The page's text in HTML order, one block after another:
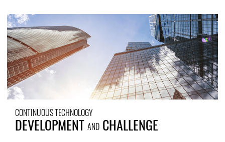
CONTINUOUS TECHNOLOGY
DEVELOPMENT AND CHALLENGE